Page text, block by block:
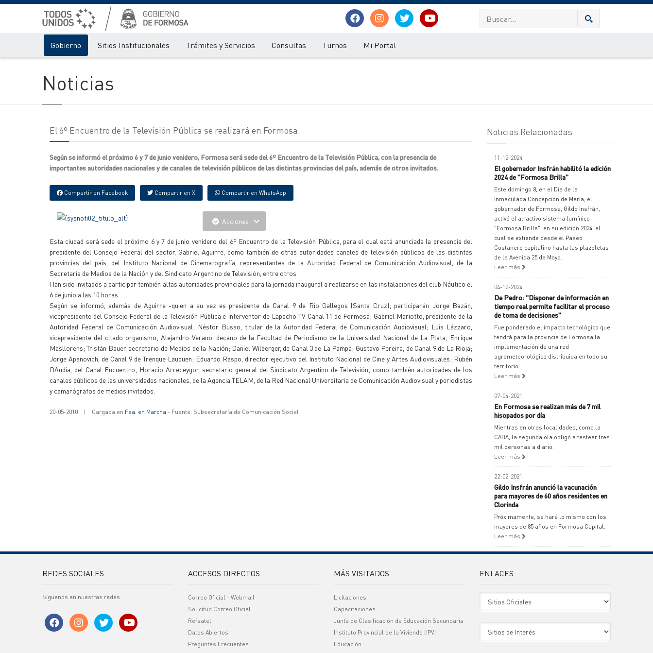
Gobierno Sitios Institucionales Trámites y Servicios Consultas Turnos Mi Portal
Noticias
El 6º Encuentro de la Televisión Pública se realizará en Formosa.
Según se informó el próximo 6 y 7 de junio venidero, Formosa será sede del 6º Encuentro de la Televisión Pública, con la presencia de
importantes autoridades nacionales y de canales de televisión públicos de las distintas provincias del país, además de otros invitados.
Compartir en Facebook Compartir en X Compartir en WhatsApp
Acciones
Esta ciudad será sede el próximo 6 y 7 de junio venidero del 6º Encuentro de la Televisión Pública, para el cual está anunciada la presencia del
presidente del Consejo Federal del sector, Gabriel Aguirre, como también de otras autoridades canales de televisión públicos de las distintas
provincias del país, del Instituto Nacional de Cinematografía, representantes de la Autoridad Federal de Comunicación Audiovisual, de la
Secretaría de Medios de la Nación y del Sindicato Argentino de Televisión, entre otros.
Han sido invitados a participar también altas autoridades provinciales para la jornada inaugural a realizarse en las instalaciones del club Náutico el
6 de junio a las 10 horas.
Según se informó, además de Aguirre -quien a su vez es presidente de Canal 9 de Río Gallegos (Santa Cruz); participarán Jorge Bazán,
vicepresidente del Consejo Federal de la Televisión Pública e Interventor de Lapacho TV Canal 11 de Formosa; Gabriel Mariotto, presidente de la
Autoridad Federal de Comunicación Audiovisual; Néstor Busso, titular de la Autoridad Federal de Comunicación Audiovisual; Luis Lázzaro,
vicepresidente del citado organismo; Alejandro Verano, decano de la Facultad de Periodismo de la Universidad Nacional de La Plata; Enrique
Masllorens; Tristán Bauer, secretario de Medios de la Nación; Daniel Wilberger, de Canal 3 de La Pampa; Gustavo Pereira, de Canal 9 de La Rioja;
Jorge Apanovich, de Canal 9 de Trenque Lauquen; Eduardo Raspo, director ejecutivo del Instituto Nacional de Cine y Artes Audiovisuales; Rubén
DAudia, del Canal Encuentro; Horacio Arreceygor, secretario general del Sindicato Argentino de Televisión; como también autoridades de los
canales públicos de las universidades nacionales, de la Agencia TELAM, de la Red Nacional Universitaria de Comunicación Audiovisual y periodistas
y camarógrafos de medios invitados.
20-05-2010 | Cargada en Fsa. en Marcha - Fuente: Subsecretaría de Comunicación Social
Noticias Relacionadas
11-12-2024
El gobernador Insfrán habilitó la edición
2024 de "Formosa Brilla"
Este domingo 8, en el Día de la
Inmaculada Concepción de María, el
gobernador de Formosa, Gildo Insfrán,
activó el atractivo sistema lumínico
"Formosa Brilla", en su edición 2024, el
cual se extiende desde el Paseo
Costanero capitalino hasta las plazoletas
de la Avenida 25 de Mayo.
Leer más
04-12-2024
De Pedro: "Disponer de información en
tiempo real permite facilitar el proceso
de toma de decisiones"
Fue ponderado el impacto tecnológico que
tendrá para la provincia de Formosa la
implementación de una red
agrometeorológica distribuida en todo su
territorio.
Leer más
07-04-2021
En Formosa se realizan más de 7 mil
hisopados por día
Mientras en otras localidades, como la
CABA, la segunda ola obligó a testear tres
mil personas a diario.
Leer más
22-02-2021
Gildo Insfrán anunció la vacunación
para mayores de 60 años residentes en
Clorinda
Próximamente, se hará lo mismo con los
mayores de 85 años en Formosa Capital.
Leer más
REDES SOCIALES
Síguenos en nuestras redes
ACCESOS DIRECTOS
Correo Oficial - Webmail
Solicitud Correo Oficial
Refsatel
Datos Abiertos
Preguntas Frecuentes
MÁS VISITADOS
Licitaciones
Capacitaciones
Junta de Clasificación de Educación Secundaria
Instituto Provincial de la Vivienda (IPV)
Educación
ENLACES